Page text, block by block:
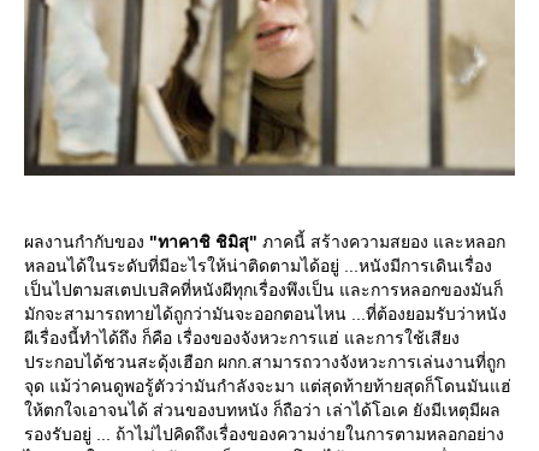
ผลงานกำกับของ "ทาคาชิ ชิมิสุ" ภาคนี้ สร้างความสยอง และหลอก
หลอนได้ในระดับที่มีอะไรให้น่าติดตามได้อยู่ ...หนังมีการเดินเรื่อง
เป็นไปตามสเตปเบสิคที่หนังผีทุกเรื่องพึงเป็น และการหลอกของมันก็
มักจะสามารถทายได้ถูกว่ามันจะออกตอนไหน ...ที่ต้องยอมรับว่าหนัง
ผีเรื่องนี้ทำได้ถึง ก็คือ เรื่องของจังหวะการแฮ่ และการใช้เสียง
ประกอบได้ชวนสะดุ้งเฮือก ผกก.สามารถวางจังหวะการเล่นงานที่ถูก
จุด แม้ว่าคนดูพอรู้ตัวว่ามันกำลังจะมา แต่สุดท้ายท้ายสุดก็โดนมันแฮ่
ห้ตกใจเอาจนได้ ส่วนของบทหนัง ก็ถือว่า เล่าได้โอเค ยังมีเหตุมีผล
รองรับอยู่ ... ถ้าไม่ไปคิดถึงเรื่องของความง่ายในการตามหลอกอย่าง